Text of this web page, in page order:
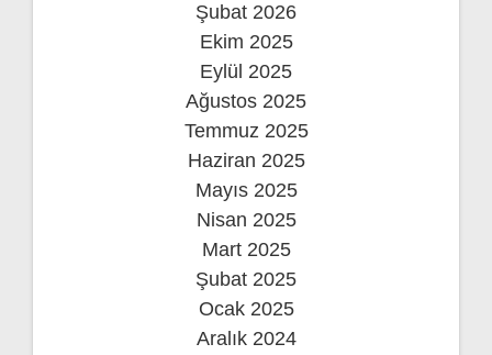
Şubat 2026
Ekim 2025
Eylül 2025
Ağustos 2025
Temmuz 2025
Haziran 2025
Mayıs 2025
Nisan 2025
Mart 2025
Şubat 2025
Ocak 2025
Aralık 2024